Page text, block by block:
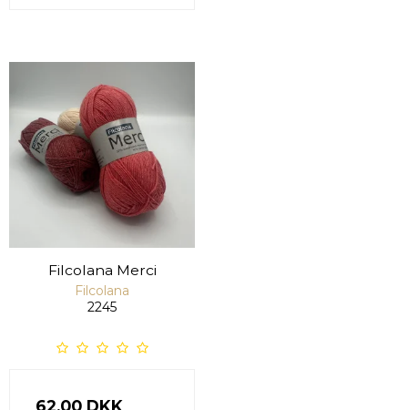
Filcolana Merci
Filcolana
2245
62,00 DKK